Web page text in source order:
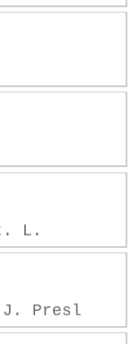
L.
J. Presl